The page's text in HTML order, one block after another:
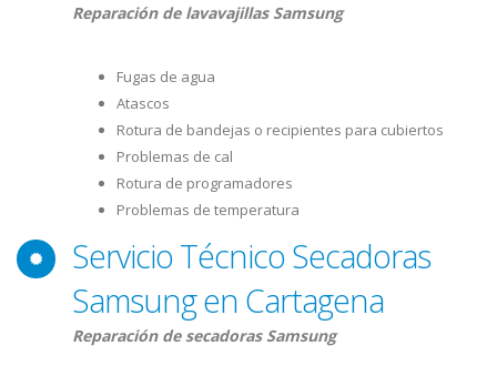
Reparación de lavavajillas Samsung
Fugas de agua
Atascos
Rotura de bandejas o recipientes para cubiertos
Problemas de cal
Rotura de programadores
Problemas de temperatura
Servicio Técnico Secadoras
Samsung en Cartagena
Reparación de secadoras Samsung